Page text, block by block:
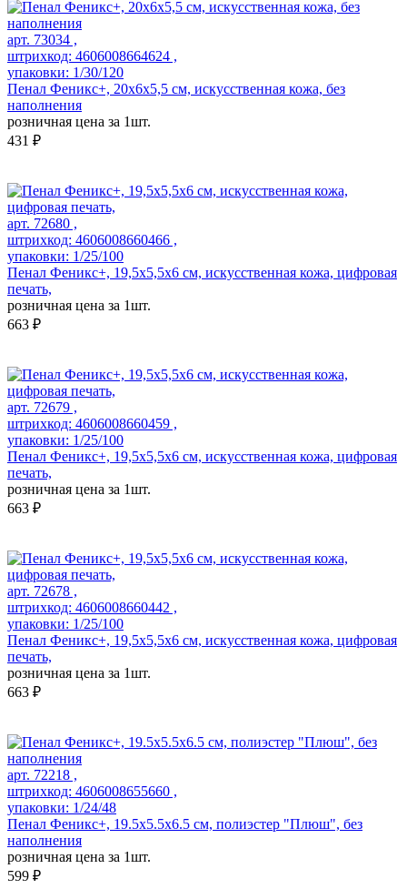
арт. 73034 ,
штрихкод: 4606008664624 ,
упаковки: 1/30/120
Пенал Феникс+, 20х6х5,5 см, искусственная кожа, без
наполнения
розничная цена за 1шт.
431 ₽
арт. 72680 ,
штрихкод: 4606008660466 ,
упаковки: 1/25/100
Пенал Феникс+, 19,5х5,5х6 см, искусственная кожа, цифровая
печать,
розничная цена за 1шт.
663 ₽
арт. 72679 ,
штрихкод: 4606008660459 ,
упаковки: 1/25/100
Пенал Феникс+, 19,5х5,5х6 см, искусственная кожа, цифровая
печать,
розничная цена за 1шт.
663 ₽
арт. 72678 ,
штрихкод: 4606008660442 ,
упаковки: 1/25/100
Пенал Феникс+, 19,5х5,5х6 см, искусственная кожа, цифровая
печать,
розничная цена за 1шт.
663 ₽
арт. 72218 ,
штрихкод: 4606008655660 ,
упаковки: 1/24/48
Пенал Феникс+, 19.5х5.5х6.5 см, полиэстер "Плюш", без
наполнения
розничная цена за 1шт.
599 ₽